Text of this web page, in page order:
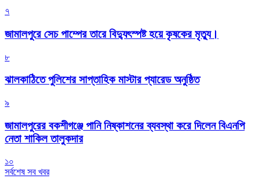
৭
জামালপুরে সেচ পাম্পের তারে বিদ্যুৎস্পষ্ট হয়ে কৃষকের মৃত্যু।
৮
‎ঝালকাঠিতে পুলিশের সাপ্তাহিক মাস্টার প্যারেড অনুষ্ঠিত
৯
জামালপুরের বকশীগঞ্জে পানি নিষ্কাশনের ব্যবস্থা করে দিলেন বিএনপি
নেতা শাকিল তালুকদার
১০
সর্বশেষ সব খবর